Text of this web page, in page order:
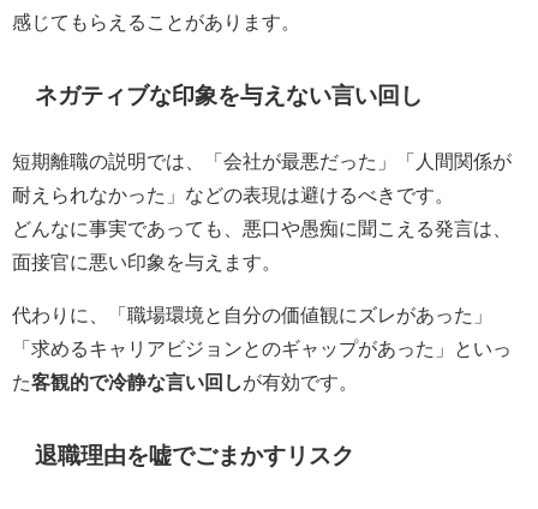
感じてもらえることがあります。
ネガティブな印象を与えない言い回し
短期離職の説明では、「会社が最悪だった」「人間関係が
耐えられなかった」などの表現は避けるべきです。
どんなに事実であっても、悪口や愚痴に聞こえる発言は、
面接官に悪い印象を与えます。
代わりに、「職場環境と自分の価値観にズレがあった」
「求めるキャリアビジョンとのギャップがあった」といっ
た客観的で冷静な言い回しが有効です。
退職理由を嘘でごまかすリスク